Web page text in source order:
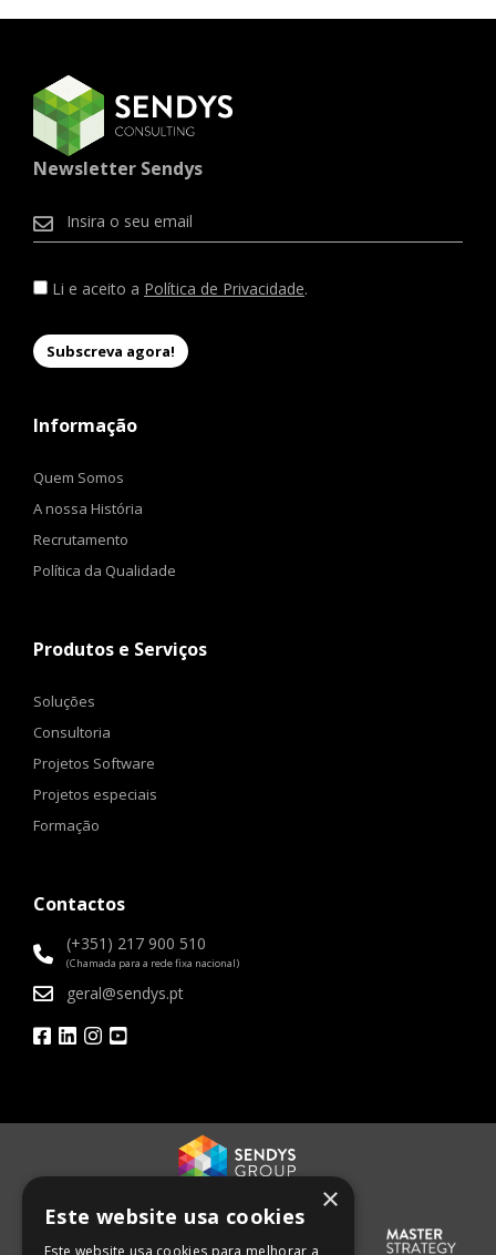
Newsletter Sendys
Li e aceito a Política de Privacidade.
Informação
Quem Somos
A nossa História
Recrutamento
Política da Qualidade
Produtos e Serviços
Soluções
Consultoria
Projetos Software
Projetos especiais
Formação
Contactos
(+351) 217 900 510
(Chamada para a rede fixa nacional)
geral@sendys.pt
×
Este website usa cookies
Este website usa cookies para melhorar a